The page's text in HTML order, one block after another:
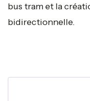
bus tram et la
bidirectionnelle.